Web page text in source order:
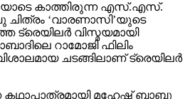
കാത്തിരുന്ന എസ്.എസ്.
‘വാരണാസി’യുടെ
ട്രെയിലര്‍ വിസ്മയമായി
റാമോജി ഫിലിം
ചടങ്ങിലാണ് ട്രെയിലര്‍
കഥാപാത്രമായി മഹേഷ് ബാബു